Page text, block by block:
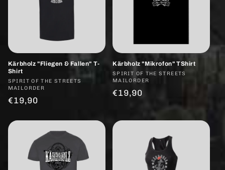
Kärbholz "Fliegen & Fallen" T-
Shirt
Anbieter:
SPIRIT OF THE STREETS
MAILORDER
Normaler
€19,90
Kärbholz "Mikrofon" TShirt
Anbieter:
SPIRIT OF THE STREETS
MAILORDER
Normaler
€19,90